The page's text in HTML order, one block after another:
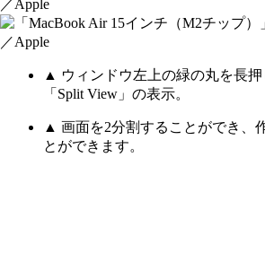
▲ ウィンドウ左上の緑の丸を長押
「Split View」の表示。
▲ 画面を2分割することができ、
とができます。